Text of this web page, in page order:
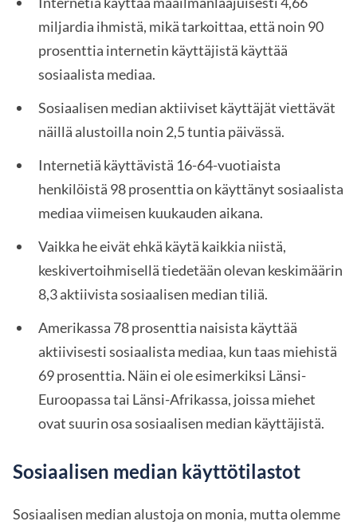
miljardia ihmistä, mikä tarkoittaa, että noin 90
prosenttia internetin käyttäjistä käyttää
sosiaalista mediaa.
Sosiaalisen median aktiiviset käyttäjät viettävät
näillä alustoilla noin 2,5 tuntia päivässä.
Internetiä käyttävistä 16-64-vuotiaista
henkilöistä 98 prosenttia on käyttänyt sosiaalista
mediaa viimeisen kuukauden aikana.
Vaikka he eivät ehkä käytä kaikkia niistä,
keskivertoihmisellä tiedetään olevan keskimäärin
8,3 aktiivista sosiaalisen median tiliä.
Amerikassa 78 prosenttia naisista käyttää
aktiivisesti sosiaalista mediaa, kun taas miehistä
69 prosenttia. Näin ei ole esimerkiksi Länsi-
Euroopassa tai Länsi-Afrikassa, joissa miehet
ovat suurin osa sosiaalisen median käyttäjistä.
Sosiaalisen median käyttötilastot
Sosiaalisen median alustoja on monia, mutta olemme